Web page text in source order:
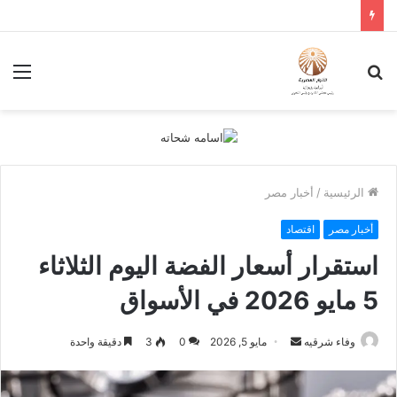
الرئيسية / أخبار مصر
أخبار مصر اقتصاد
استقرار أسعار الفضة اليوم الثلاثاء
5 مايو 2026 في الأسواق
وفاء شرقيه
أرسل
إلكترونيا
مايو 5, 2026 0
3 دقيقة واحدة